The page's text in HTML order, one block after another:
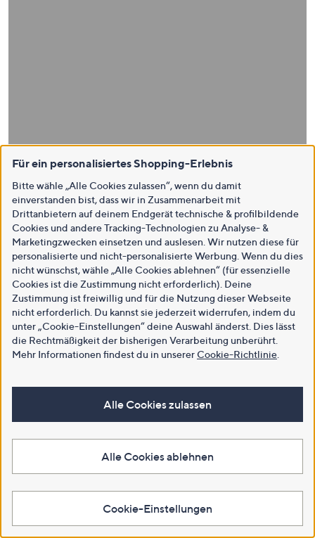
Für ein personalisiertes Shopping-Erlebnis
Bitte wähle „Alle Cookies zulassen“, wenn du damit
einverstanden bist, dass wir in Zusammenarbeit mit
Drittanbietern auf deinem Endgerät technische & profilbildende
Cookies und andere Tracking-Technologien zu Analyse- &
Marketingzwecken einsetzen und auslesen. Wir nutzen diese für
personalisierte und nicht-personalisierte Werbung. Wenn du dies
nicht wünschst, wähle „Alle Cookies ablehnen“ (für essenzielle
Cookies ist die Zustimmung nicht erforderlich). Deine
Zustimmung ist freiwillig und für die Nutzung dieser Webseite
nicht erforderlich. Du kannst sie jederzeit widerrufen, indem du
unter „Cookie-Einstellungen“ deine Auswahl änderst. Dies lässt
die Rechtmäßigkeit der bisherigen Verarbeitung unberührt.
Mehr Informationen findest du in unsererCookie-Richtlinie
Alle Cookies zulassen
Alle Cookies ablehnen
Cookie-Einstellungen